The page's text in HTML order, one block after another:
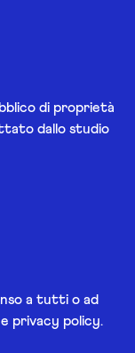
di proprietà
dallo studio
a tutti o ad
privacy policy.